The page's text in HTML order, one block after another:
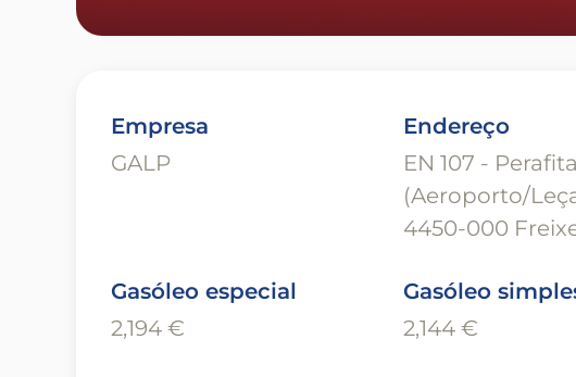
Empresa
GALP
Endereço
EN 107 - Perafita
(Aeroporto/
4450-000
Gasóleo especial
2,194 €
Gasóleo
2,144 €